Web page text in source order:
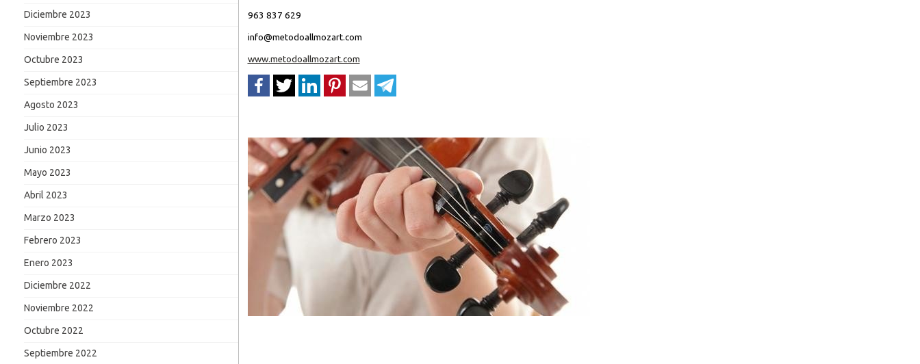
Diciembre 2023
Noviembre 2023
Octubre 2023
Septiembre 2023
Agosto 2023
Julio 2023
Junio 2023
Mayo 2023
Abril 2023
Marzo 2023
Febrero 2023
Enero 2023
Diciembre 2022
Noviembre 2022
Octubre 2022
Septiembre 2022
963 837 629
info@metodoallmozart.com
www.metodoallmozart.com